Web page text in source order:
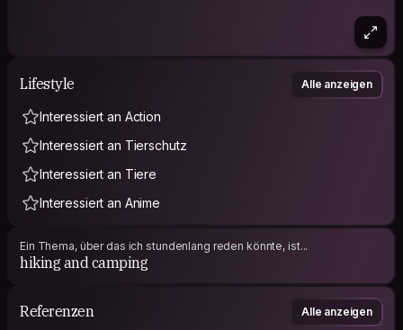
Lifestyle Alle anzeigen
Interessiert an Action
Interessiert an Tierschutz
Interessiert an Tiere
Interessiert an Anime
Ein Thema, über das ich stundenlang reden könnte, ist...
hiking and camping
Referenzen Alle anzeigen